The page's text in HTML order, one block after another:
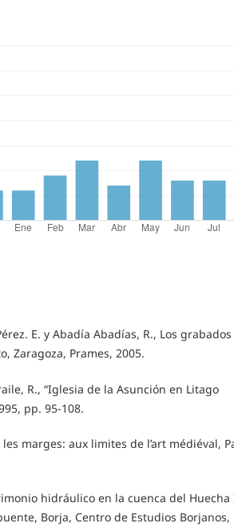
E. y Abadía Abadías, R., Los
Zaragoza, Prames, 2005.
R., “Iglesia de la Asunción en Litago
pp. 95-108.
marges: aux limites de l’art médiéval,
hidráulico en la cuenca del Huecha
Borja, Centro de Estudios Borjanos,